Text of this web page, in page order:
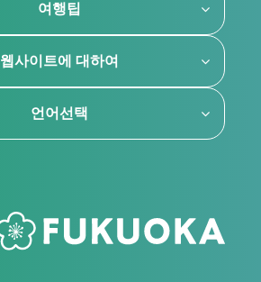
여행팁
웹사이트에 대하여
언어선택